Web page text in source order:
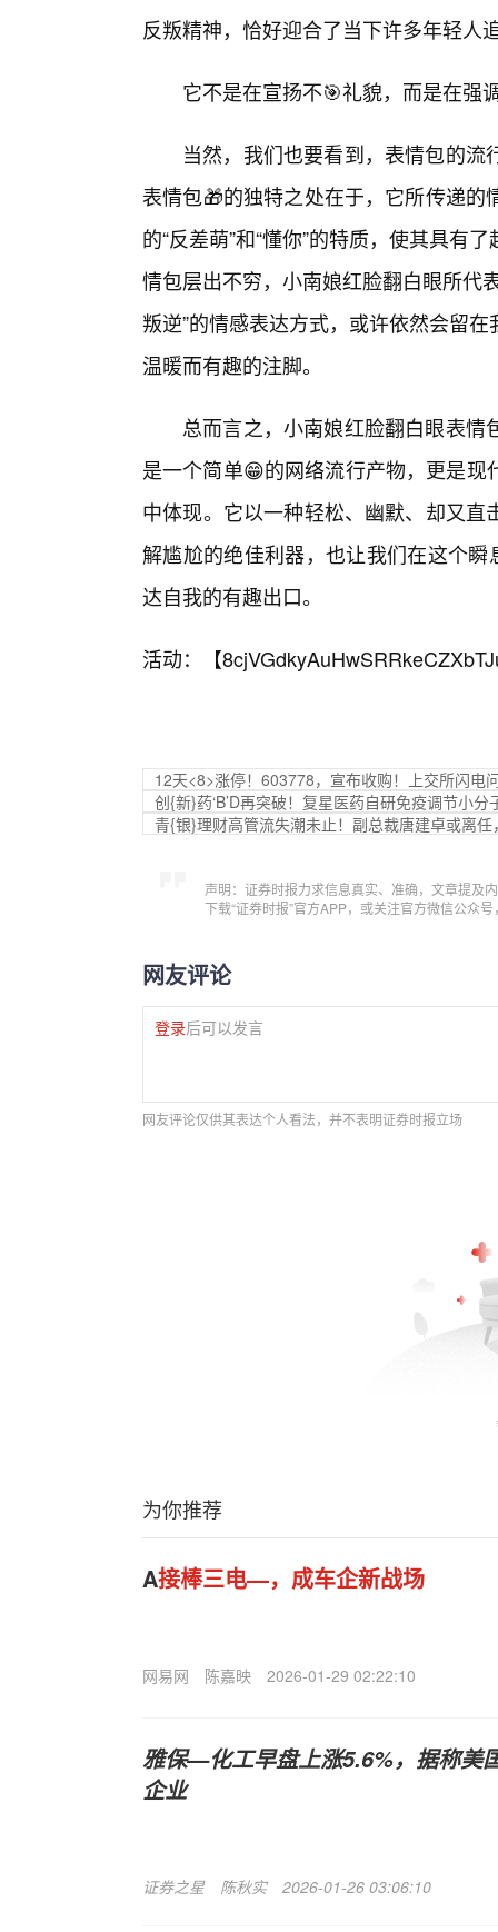
反叛精神，恰好迎合了当下许多年轻人
它不是在宣扬不🎯礼貌，而是在强
当然，我们也要看到，表情包的
表情包🎁的独特之处在于，它所传递
的“反差萌”和“懂你”的特质，使其具有
情包层出不穷，小南娘红脸翻白眼所
叛逆”的情感表达方式，或许依然会留
温暖而有趣的注脚。
总而言之，小南娘红脸翻白眼表
是一个简单😁的网络流行产物，更是
中体现。它以一种轻松、幽默、却又
解尴尬的绝佳利器，也让我们在这个
达自我的有趣出口。
活动：【
12天<8>涨停！603778，宣布收购！上交所闪电
创{新}药‘B’D再突破！复星医药自研免疫调节小
青{银}理财高管流失潮未止！副总裁唐建卓或离
声明：证券时报力求信息真实、准确，文章提及
下载“证券时报”官方APP，或关注官方微信公众
网友评论
登录后可以发言
网友评论仅供其表达个人看法，并不表明证券时报立场
为你推荐
A接棒三电—，成车企新战场
网易网 陈嘉映 2026-01-29 02:22:10
雅保—化工早盘上涨5.6%，据称美
企业
证券之星 陈秋实 2026-01-26 03:06:10